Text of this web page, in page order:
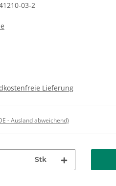
03-2
Lieferung
- Ausland abweichend)
Stk